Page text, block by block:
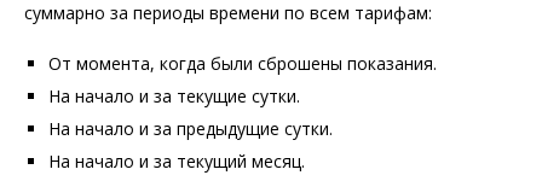
суммарно за периоды времени по всем тарифам:
От момента, когда были сброшены показания.
На начало и за текущие сутки.
На начало и за предыдущие сутки.
На начало и за текущий месяц.